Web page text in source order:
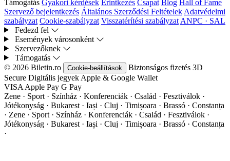
Támogatás Gyakori kérdések Érintkezés Csapat Blog Hall of Fame
Szervező bejelentkezés Általános Szerződési Feltételek Adatvédelmi
szabályzat Cookie-szabályzat Visszatérítési szabályzat ANPC · SAL
Fedezd fel
Események városonként
Szervezőknek
Támogatás
© 2026 Biletin.ro
Cookie-beállítások Biztonságos fizetés 3D
Secure Digitális jegyek Apple & Google Wallet
VISA Apple Pay G Pay
Zene · Sport · Színház · Konferenciák · Család · Fesztiválok ·
Jótékonyság · Bukarest · Iași · Cluj · Timișoara · Brassó · Constanța
· Zene · Sport · Színház · Konferenciák · Család · Fesztiválok ·
Jótékonyság · Bukarest · Iași · Cluj · Timișoara · Brassó · Constanța
·